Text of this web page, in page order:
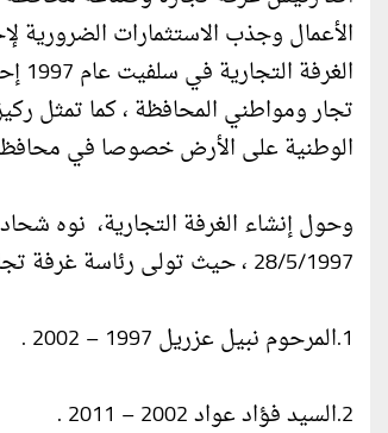
الأعمال وجذب الاستثمارات الضرورية
تجار ومواطني المحافظة ، كما تمثل
الوطنية على الأرض خصوصا في
28/5/1997 ، حيث تولى رئاسة غرفة تجارة وصناعة محافظة سلفيت اربعة رؤساء هم :
1.المرحوم نبيل عزريل 1997 – 2002 .
2.السيد فؤاد عواد 2002 – 2011 .